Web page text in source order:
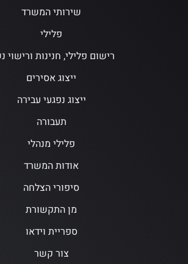
שירותי המשרד
פלילי
רישום פלילי, חנינות ורישוי
ייצוג אסירים
ייצוג נפגעי עבירה
תעבורה
פלילי מנהלי
אודות המשרד
סיפורי הצלחה
מן התקשורת
ספריית וידאו
צור קשר